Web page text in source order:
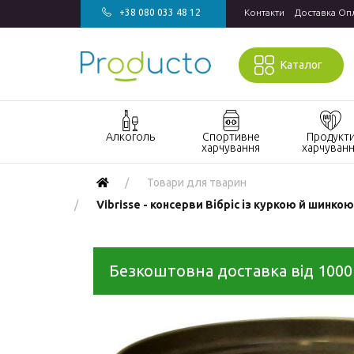
+38 080 033 48 12 Контакти Доставка
Каталог
Алкоголь
Акції алкоголь
Виски
Коньяк і бренді
Спортивне
харчування
харчування
Протеїн
батончики
Продукти
Продукти
приготування
Макаронні
Товари для тварин
Vibrisse - консерви Вібріс із куркою й
Безкоштовна доставка від